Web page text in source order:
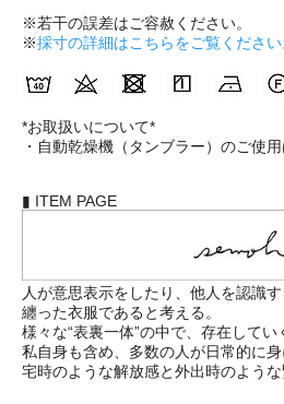
※若干の誤差はご容赦ください。
※採寸の詳細はこちらをご覧ください
*お取扱いについて*
・自動乾燥機（タンブラー）のご使
▮ ITEM PAGE
人が意思表示をしたり、他人を認識
纏った衣服であると考える。
様々な“表裏一体”の中で、存在してい
私自身も含め、多数の人が日常的に
宅時のような解放感と外出時のような